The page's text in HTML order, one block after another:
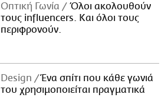
Οπτική Γωνία
Όλοι ακολουθούν
τους influencers. Και όλοι τους
περιφρονούν.
Design
Ένα σπίτι που κάθε γωνιά
του χρησιμοποιείται πραγματικά